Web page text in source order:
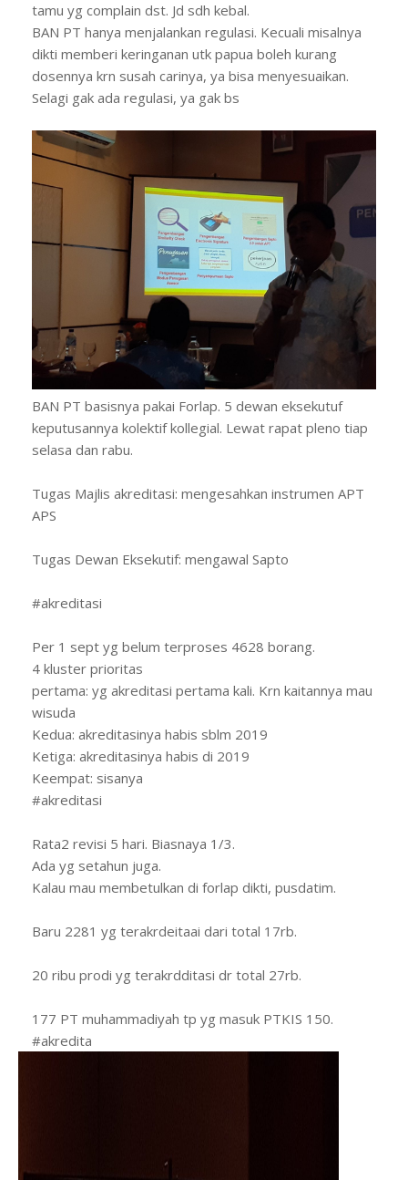
tamu yg complain dst. Jd sdh kebal.
BAN PT hanya menjalankan regulasi. Kecuali misalnya
dikti memberi keringanan utk papua boleh kurang
dosennya krn susah carinya, ya bisa menyesuaikan.
Selagi gak ada regulasi, ya gak bs
BAN PT basisnya pakai Forlap. 5 dewan eksekutuf
keputusannya kolektif kollegial. Lewat rapat pleno tiap
selasa dan rabu.
Tugas Majlis akreditasi: mengesahkan instrumen APT
APS
Tugas Dewan Eksekutif: mengawal Sapto
#akreditasi
Per 1 sept yg belum terproses 4628 borang.
4 kluster prioritas
pertama: yg akreditasi pertama kali. Krn kaitannya mau
wisuda
Kedua: akreditasinya habis sblm 2019
Ketiga: akreditasinya habis di 2019
Keempat: sisanya
#akreditasi
Rata2 revisi 5 hari. Biasnaya 1/3.
Ada yg setahun juga.
Kalau mau membetulkan di forlap dikti, pusdatim.
Baru 2281 yg terakrdeitaai dari total 17rb.
20 ribu prodi yg terakrdditasi dr total 27rb.
177 PT muhammadiyah tp yg masuk PTKIS 150.
#akredita